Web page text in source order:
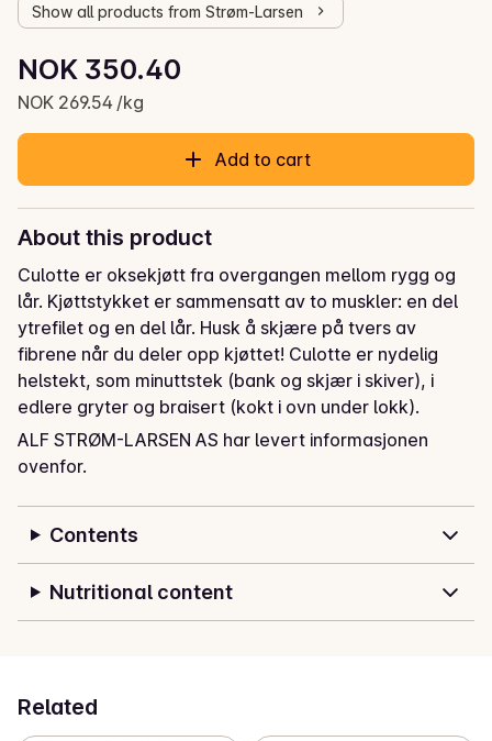
Show all products from Strøm-Larsen
Current price is: NOK 350.40
NOK 350.40
NOK 269.54 /kg
Unit price: NOK 269.54 /kg
Add to cart
About this product
Culotte er oksekjøtt fra overgangen mellom rygg og
lår. Kjøttstykket er sammensatt av to muskler: en del
ytrefilet og en del lår. Husk å skjære på tvers av
fibrene når du deler opp kjøttet! Culotte er nydelig
helstekt, som minuttstek (bank og skjær i skiver), i
edlere gryter og braisert (kokt i ovn under lokk).
Storfe Culotte
ALF STRØM-LARSEN AS har levert informasjonen
ovenfor.
Contents
Nutritional content
Related